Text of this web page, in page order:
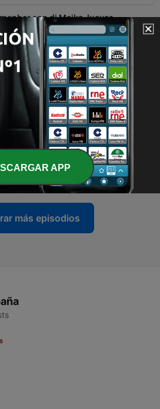
con dj Maika Jueves
con dj Maika Martes
con dj Maika Lunes
con dj Maika Sabado
más episodios
APP